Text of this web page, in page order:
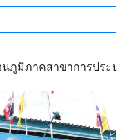
วม การปร
นภูมิภาคสาขาการปร